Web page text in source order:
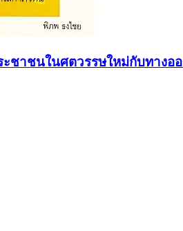
ชาชนในศตวรรษใหม่กับทางอ